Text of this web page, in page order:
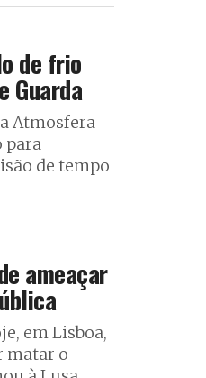
de frio
Guarda
Atmosfera
para
de tempo
ameaçar
em Lisboa,
matar o